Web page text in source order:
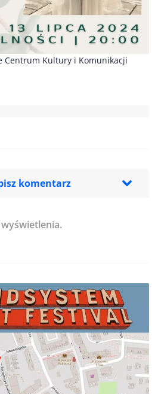
Centrum Kultury i Komunikacji
komentarz
dane w tej przeglądarce podczas
komentarzy.